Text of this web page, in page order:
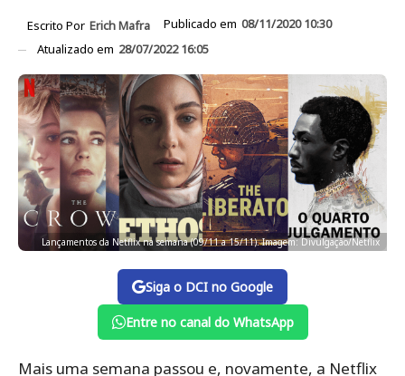
Escrito Por Erich Mafra Publicado em 08/11/2020 10:30
Atualizado em 28/07/2022 16:05
Lançamentos da Netflix na semana (09/11 a 15/11). Imagem: Divulgação/Netflix
Siga o DCI no Google
Entre no canal do WhatsApp
Mais uma semana passou e, novamente, a Netflix